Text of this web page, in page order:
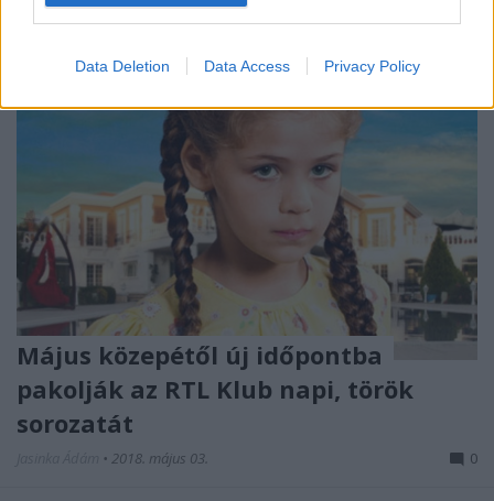
Data Deletion Data Access Privacy Policy
Május közepétől új időpontba
pakolják az RTL Klub napi, török
sorozatát
• 2018. május 03. 0